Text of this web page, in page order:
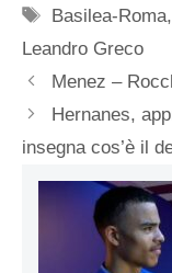
Tag
Basilea-Roma
Leandro Greco
Menez –
Hernanes,
insegna cos’è il